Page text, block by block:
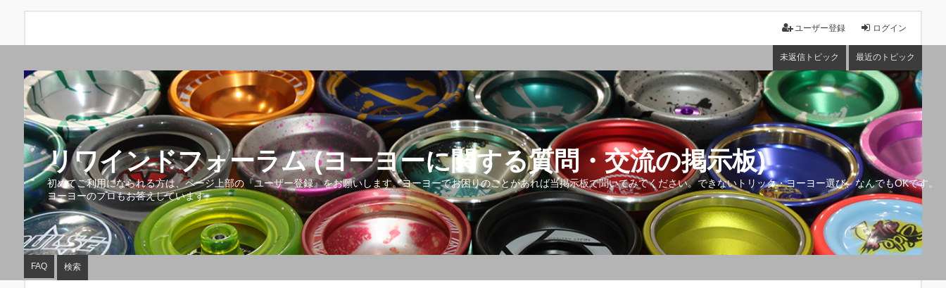
ログイン
ユーザー登録
未返信トピック 最近のトピック
リワインドフォーラム (ヨーヨーに関する質問・交流の掲示板)
初めてご利用になられる方は、ページ上部の『ユーザー登録』をお願いします。ヨーヨーでお困りのことがあれば当掲示板で聞いてみてください。できないトリック・ヨーヨー選び、なんでもOKです。
ヨーヨーのプロもお答えしています。
FAQ 検索